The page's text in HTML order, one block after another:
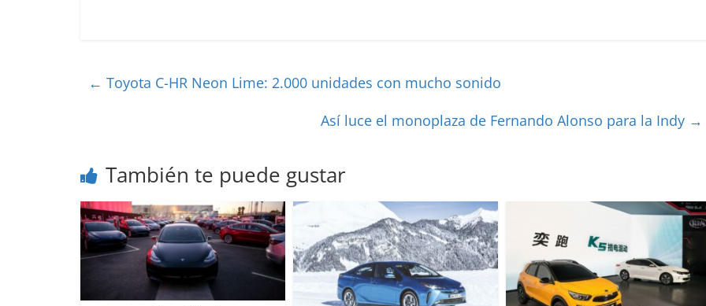
← Toyota C-HR Neon Lime: 2.000 unidades con mucho sonido
Así luce el monoplaza de Fernando Alonso para la Indy →
También te puede gustar